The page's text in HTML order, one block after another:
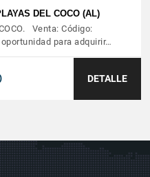
DEL COCO (AL)
Venta: Código:
para adquirir…
DETALLE